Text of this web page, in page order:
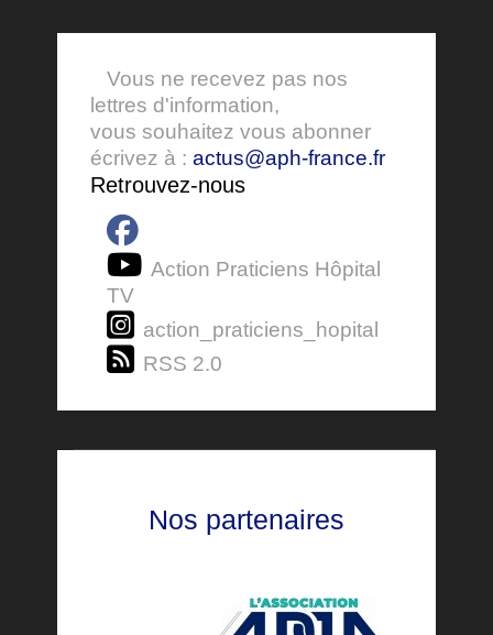
Vous ne recevez pas nos
lettres d'information,
vous souhaitez vous abonner
écrivez à : actus@aph-france.fr
Retrouvez-nous
Action Praticiens Hôpital
TV
action_praticiens_hopital
RSS 2.0
Nos partenaires